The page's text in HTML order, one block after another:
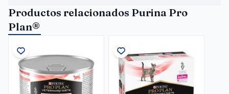
Productos relacionados Purina Pro
Plan®